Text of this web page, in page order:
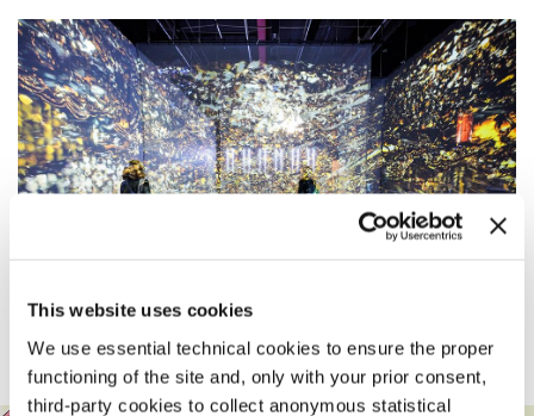
This website uses cookies
We use essential technical cookies to ensure the proper
functioning of the site and, only with your prior consent,
third-party cookies to collect anonymous statistical